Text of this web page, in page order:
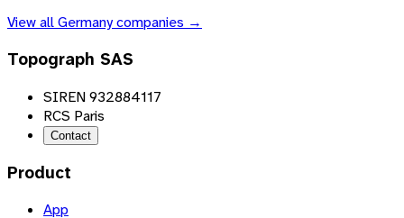
View allGermanycompanies →
Topograph SAS
SIREN 932884117
RCS Paris
Contact
Product
App